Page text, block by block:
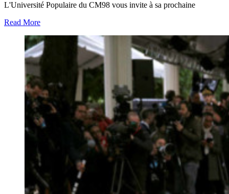
L'Université Populaire du CM98 vous invite à sa prochaine
Read More